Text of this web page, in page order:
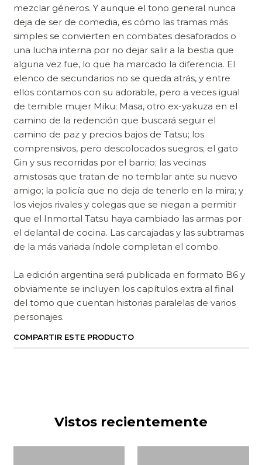
mezclar géneros. Y aunque el tono general nunca
deja de ser de comedia, es cómo las tramas más
simples se convierten en combates desaforados o
una lucha interna por no dejar salir a la bestia que
alguna vez fue, lo que ha marcado la diferencia. El
elenco de secundarios no se queda atrás, y entre
ellos contamos con su adorable, pero a veces igual
de temible mujer Miku; Masa, otro ex-yakuza en el
camino de la redención que buscará seguir el
camino de paz y precios bajos de Tatsu; los
comprensivos, pero descolocados suegros; el gato
Gin y sus recorridas por el barrio; las vecinas
amistosas que tratan de no temblar ante su nuevo
amigo; la policía que no deja de tenerlo en la mira; y
los viejos rivales y colegas que se niegan a permitir
que el Inmortal Tatsu haya cambiado las armas por
el delantal de cocina. Las carcajadas y las subtramas
de la más variada índole completan el combo.
La edición argentina será publicada en formato B6 y
obviamente se incluyen los capítulos extra al final
del tomo que cuentan historias paralelas de varios
personajes.
COMPARTIR ESTE PRODUCTO
Vistos recientemente